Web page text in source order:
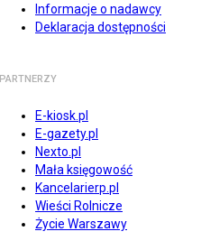
Informacje o nadawcy
Deklaracja dostępności
PARTNERZY
E-kiosk.pl
E-gazety.pl
Nexto.pl
Mała księgowość
Kancelarierp.pl
Wieści Rolnicze
Życie Warszawy